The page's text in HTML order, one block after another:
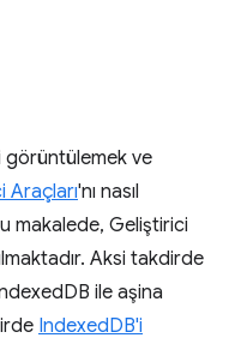
görüntülemek ve
Araçları'nı nasıl
makalede, Geliştirici
Aksi takdirde
ile aşina
IndexedDB'i